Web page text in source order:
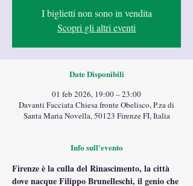
I biglietti non sono in vendita
Scopri gli altri eventi
Date Disponibili
01 feb 2026, 19:00 – 23:00
Davanti Facciata Chiesa fronte Obelisco, P.za di
Santa Maria Novella, 50123 Firenze FI, Italia
Info sull'evento
Firenze è la culla del Rinascimento, la città
dove nacque Filippo Brunelleschi, il genio che